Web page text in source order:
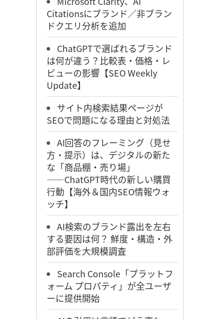
Citationsにブランド／非ブラン
ドクエリ分析を追加
ChatGPTで選ばれるブランド
は何が違う？比較表・価格・レ
ビューの影響【SEO Weekly
Update】
サイト内検索結果ページが
SEOで問題になる理由と対処法
AI回答のフレーミング（見せ
方・提示）は、デジタルの新た
な「商品棚・売り場」
――ChatGPT時代の新しい購買
行動【海外＆国内SEO情報ウォ
ッチ】
AI検索のブランド露出を左右
する要因は何？ 鮮度・構造・外
部評価を大規模調査
Search Console「プラットフ
ォーム プロパティ」が全ユーザ
ーに提供開始